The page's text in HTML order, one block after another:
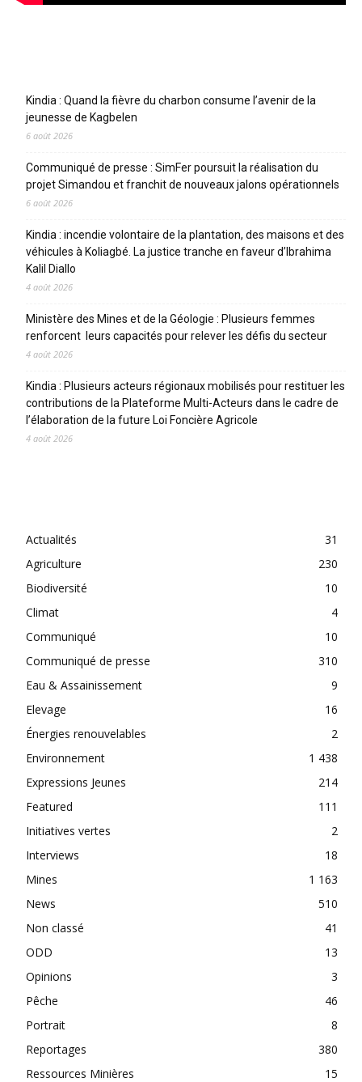
Kindia : Quand la fièvre du charbon consume l’avenir de la
jeunesse de Kagbelen
6 août 2026
Communiqué de presse : SimFer poursuit la réalisation du
projet Simandou et franchit de nouveaux jalons opérationnels
6 août 2026
Kindia : incendie volontaire de la plantation, des maisons et des
véhicules à Koliagbé. La justice tranche en faveur d’Ibrahima
Kalil Diallo
4 août 2026
Ministère des Mines et de la Géologie : Plusieurs femmes
renforcent leurs capacités pour relever les défis du secteur
4 août 2026
Kindia : Plusieurs acteurs régionaux mobilisés pour restituer les
contributions de la Plateforme Multi-Acteurs dans le cadre de
l’élaboration de la future Loi Foncière Agricole
4 août 2026
Actualités
31
Agriculture
230
Biodiversité
10
Climat
4
Communiqué
10
Communiqué de presse
310
Eau & Assainissement
9
Elevage
16
Énergies renouvelables
2
Environnement
1 438
Expressions Jeunes
214
Featured
111
Initiatives vertes
2
Interviews
18
Mines
1 163
News
510
Non classé
41
ODD
13
Opinions
3
Pêche
46
Portrait
8
Reportages
380
Ressources Minières
15